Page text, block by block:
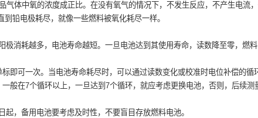
气体中氧的浓度成正比。在没有氧气的情况下，不发生反应，不产生电流
铅电极耗尽，就像一些燃料被氧化耗尽一样。
极消耗越多，电池寿命越短。一旦电池达到其使用寿命，读数降至零，燃
即可一次。当电池寿命耗尽时，可以通过读数变化或校准时电位补偿的循
般在7个循环以上，一旦达到7个循环，就应考虑更换电池，否则，后续测
，备用电池要考虑及时性，不要盲目存放燃料电池。